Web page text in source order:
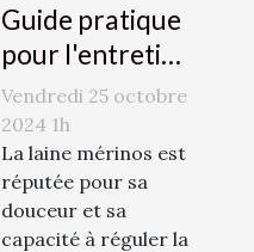
Guide pratique
pour l'entretien
des châles en
laine mérinos
Vendredi 25 octobre
2024 1h
La laine mérinos est
réputée pour sa
douceur et sa
capacité à réguler la